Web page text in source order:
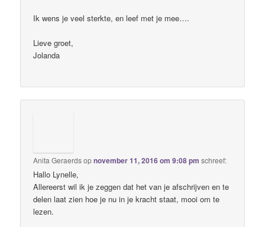
Ik wens je veel sterkte, en leef met je mee….
Lieve groet,
Jolanda
Anita Geraerdsopnovember 11, 2016 om 9:08 pm schreef:
Hallo Lynelle,
Allereerst wil ik je zeggen dat het van je afschrijven en te
delen laat zien hoe je nu in je kracht staat, mooi om te
lezen.